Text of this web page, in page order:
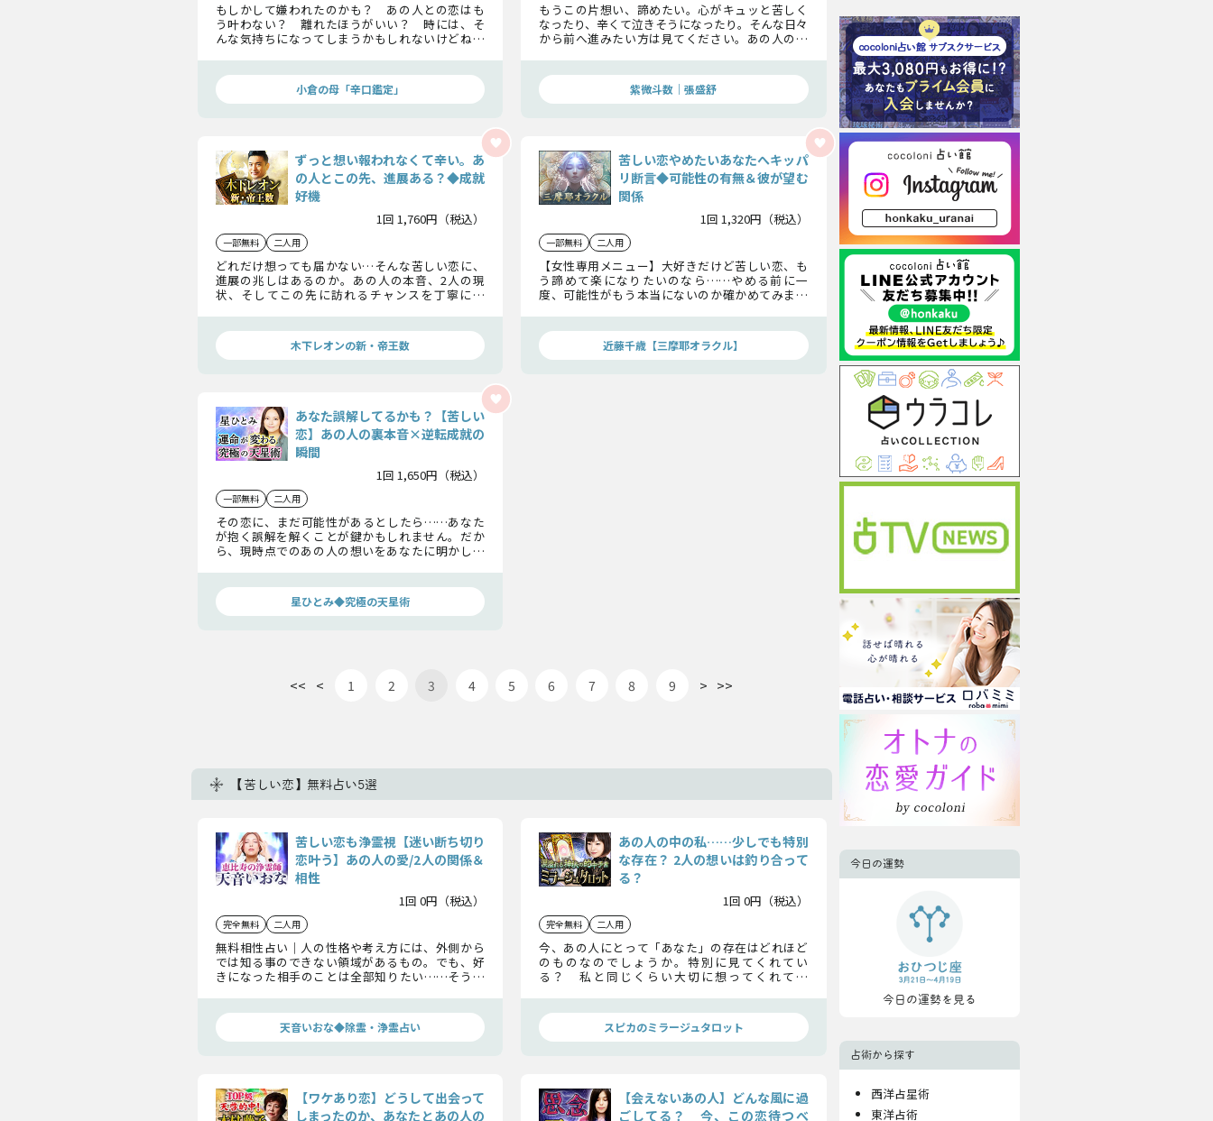
もしかして嫌われたのかも？ あの人との恋はも
う叶わない？ 離れたほうがいい？ 時には、そ
んな気持ちになってしまうかもしれないけどね、
教えるよ。
小倉の母「辛口鑑定」
もうこの片想い、諦めたい。心がキュッと苦しく
なったり、辛くて泣きそうになったり。そんな日々
から前へ進みたい方は見てください。あの人の本
紫微斗数｜張盛舒
ずっと想い報われなくて辛い。あ
の人とこの先、進展ある？◆成就
好機
1回 1,760円（税込）
一部無料 二人用
どれだけ想っても届かない…そんな苦しい恋に、
進展の兆しはあるのか。あの人の本音、2人の現
状、そしてこの先に訪れるチャンスを丁寧に鑑
木下レオンの新・帝王数
苦しい恋やめたいあなたへキッパ
リ断言◆可能性の有無＆彼が望む
関係
1回 1,320円（税込）
一部無料 二人用
【女性専用メニュー】大好きだけど苦しい恋、も
う諦めて楽になりたいのなら……やめる前に一
度、可能性がもう本当にないのか確かめてみませ
近藤千歳【三摩耶オラクル】
あなた誤解してるかも？【苦しい
恋】あの人の裏本音×逆転成就の
瞬間
1回 1,650円（税込）
一部無料 二人用
その恋に、まだ可能性があるとしたら……あなた
が抱く誤解を解くことが鍵かもしれません。だか
ら、現時点でのあの人の想いをあなたに明かしま
星ひとみ◆究極の天星術
<< < 1 2 3 4 5 6 7 8 9 > >>
【苦しい恋】無料占い5選
苦しい恋も浄霊視【迷い断ち切り
恋叶う】あの人の愛/2人の関係＆
相性
1回 0円（税込）
完全無料 二人用
無料相性占い｜人の性格や考え方には、外側から
では知る事のできない領域があるもの。でも、好
きになった相手のことは全部知りたい……そう願
天音いおな◆除霊・浄霊占い
あの人の中の私……少しでも特別
な存在？ 2人の想いは釣り合って
る？
1回 0円（税込）
完全無料 二人用
今、あの人にとって「あなた」の存在はどれほど
のものなのでしょうか。特別に見てくれてい
る？ 私と同じくらい大切に想ってくれてい
す。
スピカのミラージュタロット
【ワケあり恋】どうして出会って
しまったのか、あなたとあの人の
【会えないあの人】どんな風に過
ごしてる？ 今、この恋待つべ
今日の運勢
今日の運勢を見る
占術から探す
西洋占星術
東洋占術